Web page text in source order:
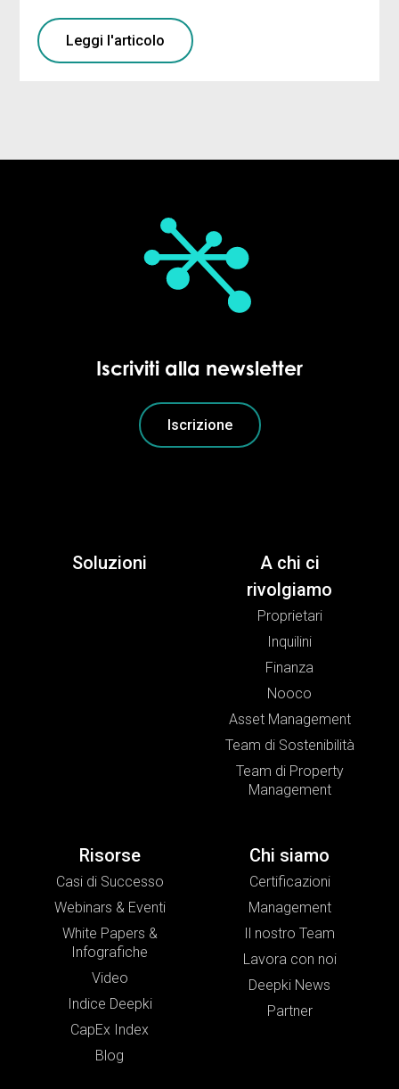
Leggi l'articolo
Iscriviti alla newsletter
Iscrizione
Soluzioni
A chi ci
rivolgiamo
Proprietari
Inquilini
Finanza
Nooco
Asset Management
Team di Sostenibilità
Team di Property
Management
Risorse
Casi di Successo
Webinars & Eventi
White Papers &
Infografiche
Video
Indice Deepki
CapEx Index
Blog
Chi siamo
Certificazioni
Management
Il nostro Team
Lavora con noi
Deepki News
Partner